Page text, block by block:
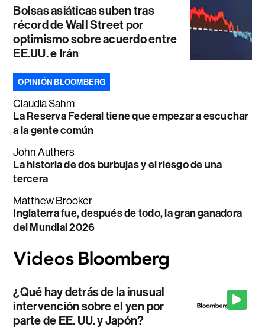
Bolsas asiáticas suben tras
récord de Wall Street por
optimismo sobre acuerdo entre
EE.UU. e Irán
OPINIÓN BLOOMBERG
Claudia Sahm
La Reserva Federal tiene que empezar a escuchar
a la gente común
John Authers
La historia de dos burbujas y el riesgo de una
tercera
Matthew Brooker
Inglaterra fue, después de todo, la gran ganadora
del Mundial 2026
¿Qué hay detrás de la inusual
intervención sobre el yen por
parte de EE. UU. y Japón?